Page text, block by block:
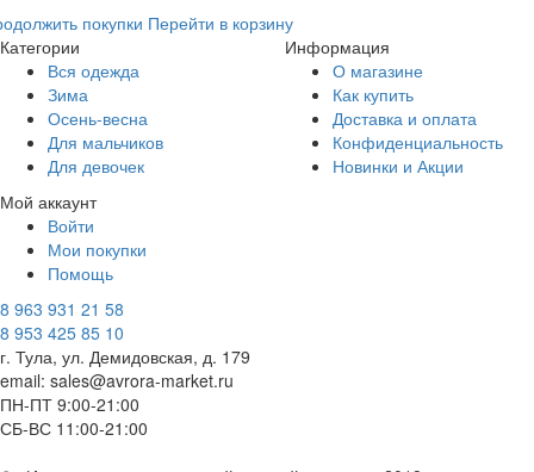
покупки Перейти в корзину
Категории
Вся одежда
Зима
Осень-весна
Для мальчиков
Для девочек
Информация
О магазине
Как купить
Доставка и оплата
Конфиденциальность
Новинки и Акции
Мой аккаунт
Войти
Мои покупки
Помощь
8 963 931 21 58
8 953 425 85 10
г. Тула, ул. Демидовская, д. 179
email: sales@avrora-market.ru
ПН-ПТ 9:00-21:00
СБ-ВС 11:00-21:00